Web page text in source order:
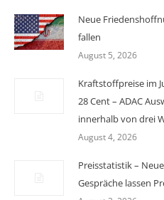
Neue
fallen
August 5, 2026
Kraftstoffpreise im
28 Cent – ADAC
innerhalb von drei
August 4, 2026
Preisstatistik –
Gespräche lassen